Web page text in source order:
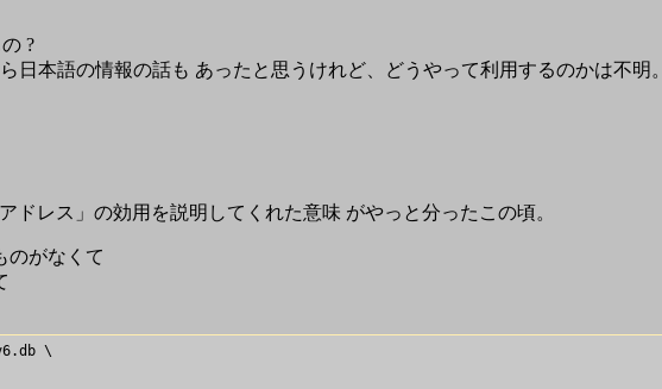
?
日本語の情報の話も あったと思うけれど、どうやって利用するのかは不明。
ドレス」の効用を説明してくれた意味 がやっと分ったこの頃。
のがなくて
\